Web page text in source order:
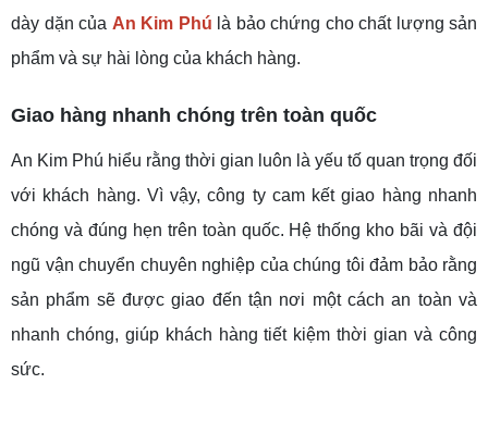
dày dặn của An Kim Phú là bảo chứng cho chất lượng sản
phẩm và sự hài lòng của khách hàng.
Giao hàng nhanh chóng trên toàn quốc
An Kim Phú hiểu rằng thời gian luôn là yếu tố quan trọng đối
với khách hàng. Vì vậy, công ty cam kết giao hàng nhanh
chóng và đúng hẹn trên toàn quốc. Hệ thống kho bãi và đội
ngũ vận chuyển chuyên nghiệp của chúng tôi đảm bảo rằng
sản phẩm sẽ được giao đến tận nơi một cách an toàn và
nhanh chóng, giúp khách hàng tiết kiệm thời gian và công
sức.